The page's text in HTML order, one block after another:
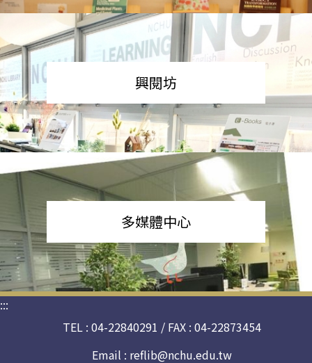
興閱坊
多媒體中心
:::
TEL : 04-22840291 / FAX : 04-22873454